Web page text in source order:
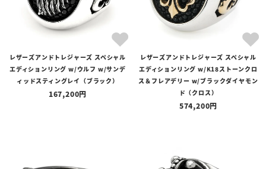
レザーズアンドトレジャーズ スペシャル
エディションリング w/ウルフ w/サンデ
ィッドスティングレイ（ブラック）
167,200
レザーズアンドトレジャーズ スペシャル
エディションリング w/K18ストーンクロ
ス＆フレアデリー w/ブラックダイヤモン
ド（クロス）
574,200